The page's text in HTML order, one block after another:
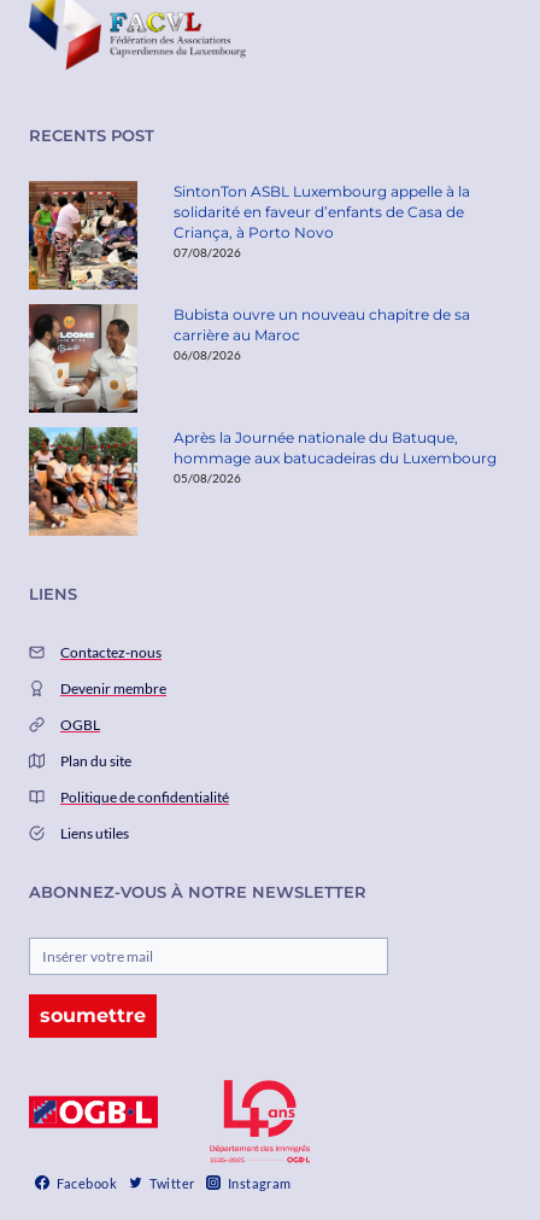
RECENTS POST
SintonTon ASBL Luxembourg appelle à la
solidarité en faveur d’enfants de Casa de
Criança, à Porto Novo
07/08/2026
Bubista ouvre un nouveau chapitre de sa
carrière au Maroc
06/08/2026
Après la Journée nationale du Batuque,
hommage aux batucadeiras du Luxembourg
05/08/2026
LIENS
Contactez-nous
Devenir membre
OGBL
Plan du site
Politique de confidentialité
Liens utiles
ABONNEZ-VOUS À NOTRE NEWSLETTER
soumettre
Facebook Twitter Instagram